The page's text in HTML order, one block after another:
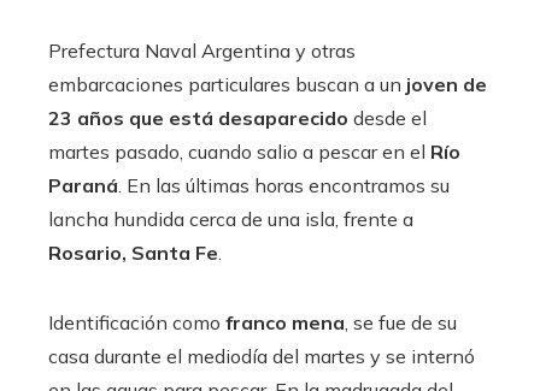
Prefectura Naval Argentina y otras
embarcaciones particulares buscan a un joven de
23 años que está desaparecido desde el
martes pasado, cuando salio a pescar en el Río
Paraná . En las últimas horas encontramos su
lancha hundida cerca de una isla, frente a
Rosario, Santa Fe
Identificación como franco mena , se fue de su
casa durante el mediodía del martes y se internó